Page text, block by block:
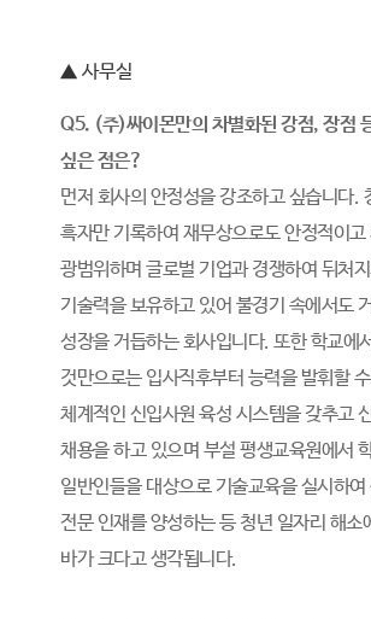
▲ 사무실
Q5. (주)싸이몬만의 차별화된 강점, 장점
싶은 점은?
먼저 회사의 안정성을 강조하고 싶습니다.
흑자만 기록하여 재무상으로도 안정적이
광범위하며 글로벌 기업과 경쟁하여 뒤처지
기술력을 보유하고 있어 불경기 속에서도
성장을 거듭하는 회사입니다. 또한 학교에
것만으로는 입사직후부터 능력을 발휘할
체계적인 신입사원 육성 시스템을 갖추고
채용을 하고 있으며 부설 평생교육원에서
일반인들을 대상으로 기술교육을 실시하
전문 인재를 양성하는 등 청년 일자리 해소
바가 크다고 생각됩니다.